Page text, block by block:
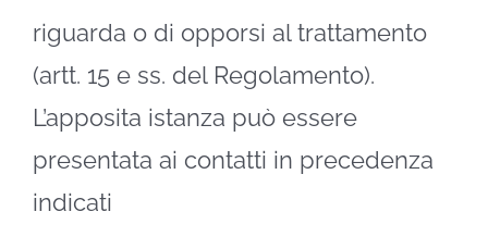
riguarda o di opporsi al trattamento
(artt. 15 e ss. del Regolamento).
L’apposita istanza può essere
presentata ai contatti in precedenza
indicati